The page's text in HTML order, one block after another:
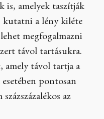
is, amelyek taszítják
kutatni a lény kiléte
megfogalmazni
távol tartásukra.
amely távol tartja a
pontosan
az